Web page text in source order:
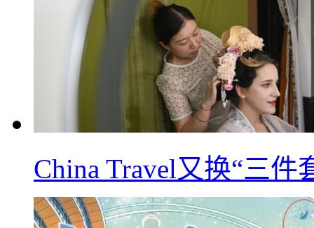
China Travel又换“三